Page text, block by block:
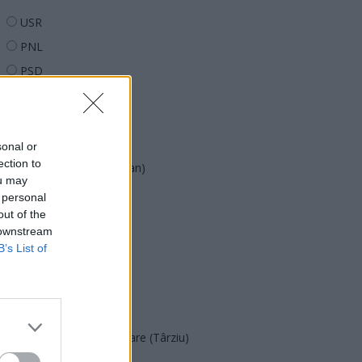
or
to
may
of the
List of
USR
PNL
PSD
PMP (Tomac)
Forța Dreptei (L. Orban)
PNȚMM
REPER
SENS
Acțiunea Conservatoare (Târziu)